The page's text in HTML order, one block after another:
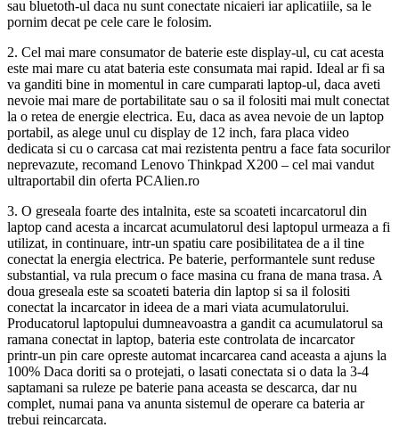
sau bluetoth-ul daca nu sunt conectate nicaieri iar aplicatiile, sa le
pornim decat pe cele care le folosim.
2. Cel mai mare consumator de baterie este display-ul, cu cat acesta
este mai mare cu atat bateria este consumata mai rapid. Ideal ar fi sa
va ganditi bine in momentul in care cumparati laptop-ul, daca aveti
nevoie mai mare de portabilitate sau o sa il folositi mai mult conectat
la o retea de energie electrica. Eu, daca as avea nevoie de un laptop
portabil, as alege unul cu display de 12 inch, fara placa video
dedicata si cu o carcasa cat mai rezistenta pentru a face fata socurilor
neprevazute, recomand Lenovo Thinkpad X200 – cel mai vandut
ultraportabil din oferta PCAlien.ro
3. O greseala foarte des intalnita, este sa scoateti incarcatorul din
laptop cand acesta a incarcat acumulatorul desi laptopul urmeaza a fi
utilizat, in continuare, intr-un spatiu care posibilitatea de a il tine
conectat la energia electrica. Pe baterie, performantele sunt reduse
substantial, va rula precum o face masina cu frana de mana trasa. A
doua greseala este sa scoateti bateria din laptop si sa il folositi
conectat la incarcator in ideea de a mari viata acumulatorului.
Producatorul laptopului dumneavoastra a gandit ca acumulatorul sa
ramana conectat in laptop, bateria este controlata de incarcator
printr-un pin care opreste automat incarcarea cand aceasta a ajuns la
100% Daca doriti sa o protejati, o lasati conectata si o data la 3-4
saptamani sa ruleze pe baterie pana aceasta se descarca, dar nu
complet, numai pana va anunta sistemul de operare ca bateria ar
trebui reincarcata.